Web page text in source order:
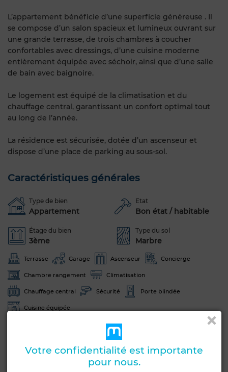
L’appartement bénéficie d’une superficie généreuse . Il
se compose d’un salon spacieux et lumineux ouvrant sur
une grande terrasse, de trois chambres à coucher
confortables avec dressings, d’une cuisine moderne
entièrement équipée avec séchoir, ainsi que d’une salle
de bain avec baignoire.
Le logement est équipé de la climatisation et du
chauffage central, garantissant un confort optimal tout
au long de l’année.
La résidence est sécurisée, dotée d’un ascenseur et
dispose d’une place de parking au sous-sol.
Caractéristiques générales
Type de bien
Appartement
Etat
Bon état / habitable
Étage du bien
3ème
Type du sol
Marbre
Terrasse Garage Ascenseur Concierge
Chambre rangement Climatisation
Chauffage central Sécurité Porte blindée
Cuisine équipée
Votre confidentialité est importante
pour nous.